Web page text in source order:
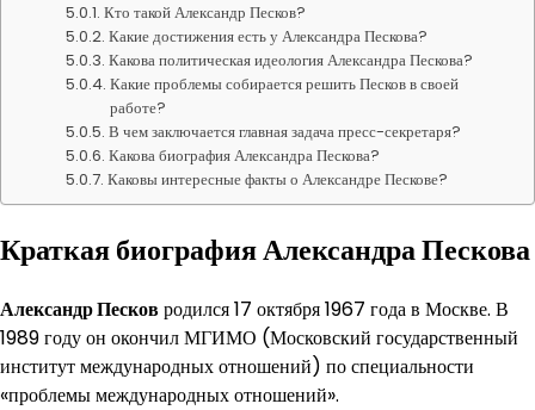
Кто такой Александр Песков?
Какие достижения есть у Александра Пескова?
Какова политическая идеология Александра Пескова?
Какие проблемы собирается решить Песков в своей
работе?
В чем заключается главная задача пресс-секретаря?
Какова биография Александра Пескова?
Каковы интересные факты о Александре Пескове?
Краткая биография Александра Пескова
Александр Песковродился 17 октября 1967 года в Москве. В
1989 году он окончил МГИМО (Московский государственный
институт международных отношений) по специальности
«проблемы международных отношений».